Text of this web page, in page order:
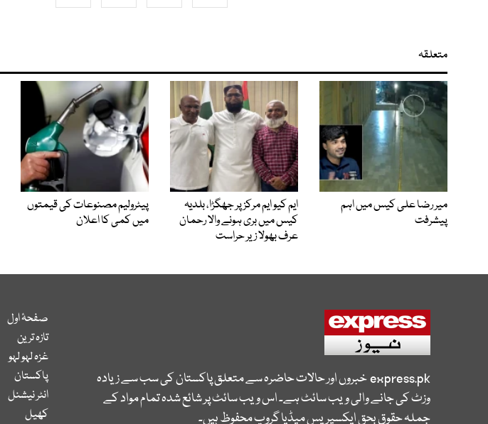
متعلقہ
میر رضا علی کیس میں اہم
پیشرفت
ایم کیو ایم مرکز پر جھگڑا، بلدیہ
کیس میں بری ہونے والا رحمان
عرف بھولا زیر حراست
پیٹرولیم مصنوعات کی قیمتوں
میں کمی کا اعلان
express.pkخبروں اور حالات حاضرہ سے متعلق پاکستان کی سب سے زیادہ
وزٹ کی جانے والی ویب سائٹ ہے۔ اس ویب سائٹ پر شائع شدہ تمام مواد کے
جملہ حقوق بحق ایکسپریس میڈیا گروپ محفوظ ہیں۔
صفحۂ اول
تازہ ترین
غزہ لہو لہو
پاکستان
انٹر نیشنل
کھیل